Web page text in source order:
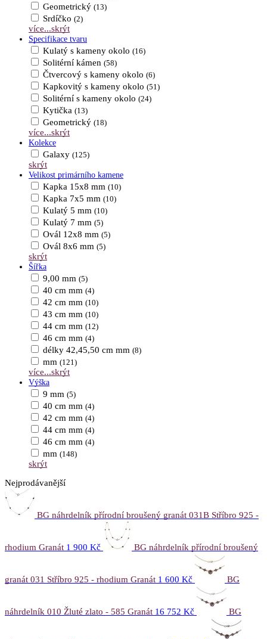
Geometrický (13)
Srdíčko (2)
více...skrýt
Specifikace tvaru
Kulatý s kameny okolo (16)
Solitérní kámen (58)
Čtvercový s kameny okolo (6)
Kapkovitý s kameny okolo (51)
Solitérní s kameny okolo (24)
Kytička (13)
Geometrický (18)
více...skrýt
Kolekce
Galaxy (125)
skrýt
Velikost primárního kamene
Kapka 15x8 mm (10)
Kapka 7x5 mm (10)
Kulatý 5 mm (10)
Kulatý 7 mm (5)
Ovál 12x8 mm (5)
Ovál 8x6 mm (5)
skrýt
Šířka
9,00 mm (5)
40 cm mm (4)
42 cm mm (10)
43 cm mm (10)
44 cm mm (12)
46 cm mm (4)
délky 42,45,50 cm mm (8)
mm (121)
více...skrýt
Výška
9 mm (5)
40 cm mm (4)
42 cm mm (4)
44 cm mm (4)
46 cm mm (4)
mm (148)
skrýt
Nejprodávanější
BG náhrdelník přírodní broušený granát 031B Stříbro 925 -
rhodium Granát 1 900 Kč BG náhrdelník přírodní broušený
granát 031 Stříbro 925 - rhodium Granát 1 600 Kč BG
náhrdelník 010 Žluté zlato - 585 Granát 16 752 Kč BG